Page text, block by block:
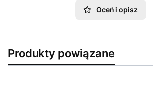
Oceń i opisz
Produkty powiązane